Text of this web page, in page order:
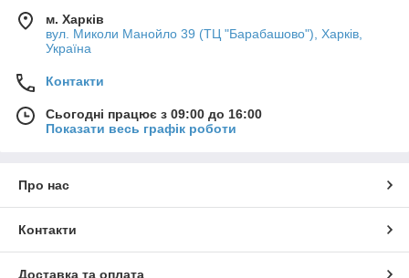
м. Харків
вул. Миколи Манойло 39 (ТЦ "Барабашово"), Харків,
Україна
Контакти
Сьогодні працює з 09:00 до 16:00
Показати весь графік роботи
Про нас
Контакти
Доставка та оплата